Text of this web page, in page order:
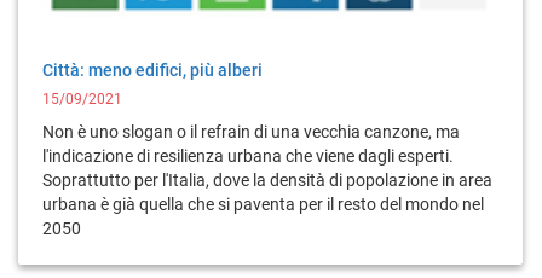
Città: meno edifici, più alberi
15/09/2021
Non è uno slogan o il refrain di una vecchia canzone, ma
l'indicazione di resilienza urbana che viene dagli esperti.
Soprattutto per l'Italia, dove la densità di popolazione in area
urbana è già quella che si paventa per il resto del mondo nel
2050